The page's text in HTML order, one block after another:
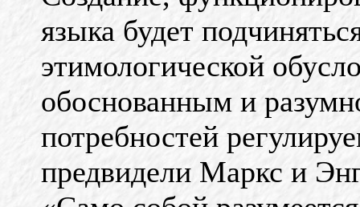
языка будет
этимологической
обоснованным и
потребностей
предвидели Маркс и